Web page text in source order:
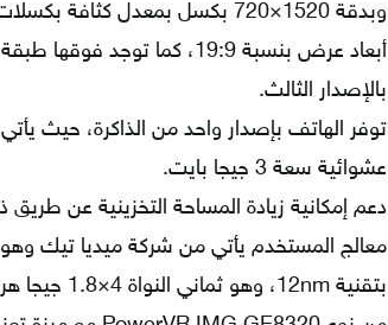
بالإصدار الثالث.
عشوائية سعة 3 جيجا بايت.
دعم إمكانية زيادة المساحة التخزينية عن طريق ذاكرة